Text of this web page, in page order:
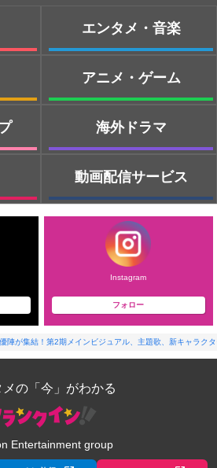
エンタメ・音楽
アニメ・ゲーム
海外ドラマ
動画配信サービス
Instagram
フォロー
優陣が集結！第2期メインビジュアル、主題歌、新キャラク
メの「今」がわかる
Entertainment group